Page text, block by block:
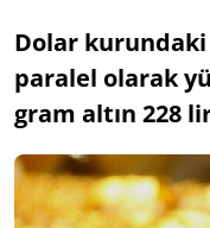
Dolar kurundaki
paralel olarak
gram altın 228